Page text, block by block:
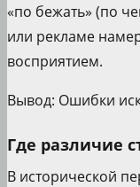
«по бежать» (по
или рекламе
восприятием.
Вывод: Ошибки
Где различие
В исторической